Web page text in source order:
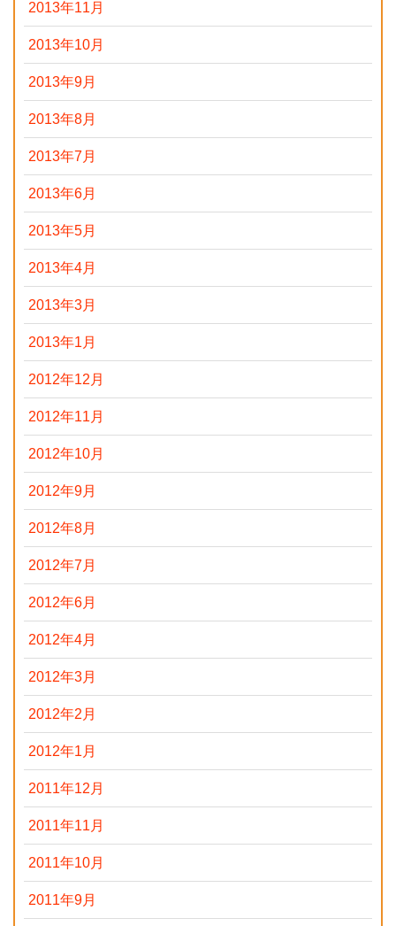
2013年11月
2013年10月
2013年9月
2013年8月
2013年7月
2013年6月
2013年5月
2013年4月
2013年3月
2013年1月
2012年12月
2012年11月
2012年10月
2012年9月
2012年8月
2012年7月
2012年6月
2012年4月
2012年3月
2012年2月
2012年1月
2011年12月
2011年11月
2011年10月
2011年9月